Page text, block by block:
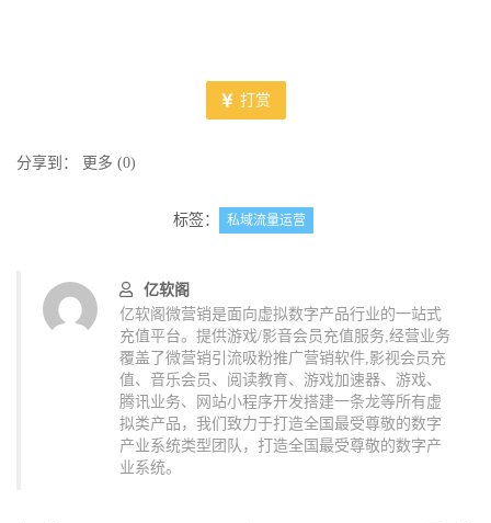
打赏
分享到： 更多 (0)
标签： 私域流量运营
亿软阁
亿软阁微营销是面向虚拟数字产品行业的一站式
充值平台。提供游戏/影音会员充值服务,经营业务
覆盖了微营销引流吸粉推广营销软件,影视会员充
值、音乐会员、阅读教育、游戏加速器、游戏、
腾讯业务、网站小程序开发搭建一条龙等所有虚
拟类产品，我们致力于打造全国最受尊敬的数字
产业系统类型团队，打造全国最受尊敬的数字产
业系统。